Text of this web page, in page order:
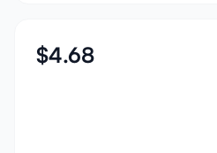
$4.68